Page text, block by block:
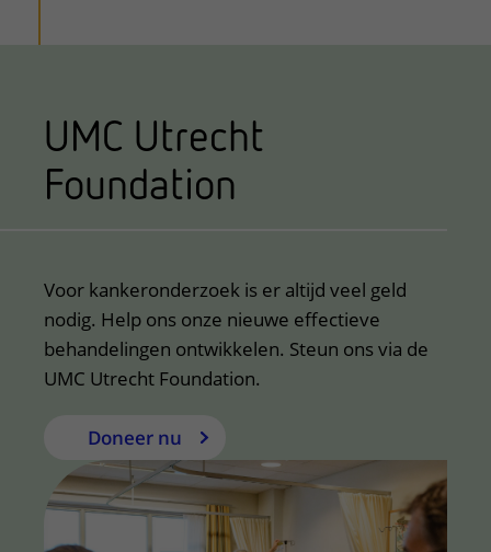
UMC Utrecht
Foundation
Voor kankeronderzoek is er altijd veel geld
nodig. Help ons onze nieuwe effectieve
behandelingen ontwikkelen. Steun ons via de
UMC Utrecht Foundation.
Doneer nu